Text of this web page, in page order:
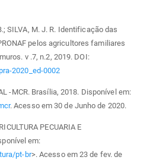
SILVA, M. J. R. Identificação das
pelos agricultores familiares
v .7, n.2, 2019. DOI:
2020_ed-0002
-MCR. Brasília, 2018. Disponível em:
. Acesso em 30 de Junho de 2020.
PECUARIA E
em:
pt-br>. Acesso em 23 de fev. de